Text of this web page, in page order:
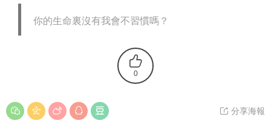
你的生命裏沒有我會不習慣嗎？
0
分享海報